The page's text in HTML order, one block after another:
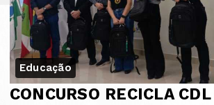
Educação
CONCURSO RECICLA CDL